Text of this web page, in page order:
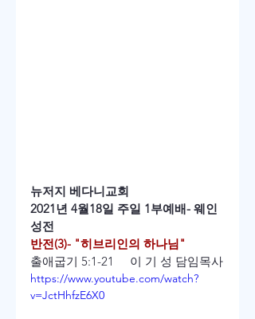
뉴저지 베다니교회
2021년 4월18일 주일 1부예배- 웨인
성전
반전(3)- "히브리인의 하나님"
출애굽기 5:1-21     이 기 성 담임목사
https://www.youtube.com/watch?
v=JctHhfzE6X0